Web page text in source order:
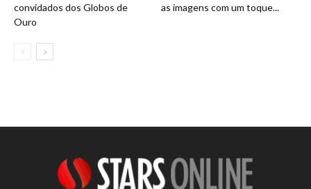
convidados dos Globos de
Ouro
as imagens com um toque...